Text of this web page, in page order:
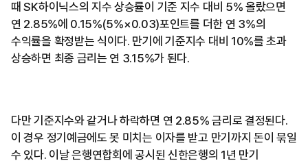
때 SK하이닉스의 지수 상승률이 기준 지수 대비 5% 올랐으면
연 2.85%에 0.15%(5%×0.03)포인트를 더한 연 3%의
수익률을 확정받는 식이다. 만기에 기준지수 대비 10%를 초과
상승하면 최종 금리는 연 3.15%가 된다.
다만 기준지수와 같거나 하락하면 연 2.85% 금리로 결정된다.
이 경우 정기예금에도 못 미치는 이자를 받고 만기까지 돈이 묶일
수 있다. 이날 은행연합회에 공시된 신한은행의 1년 만기